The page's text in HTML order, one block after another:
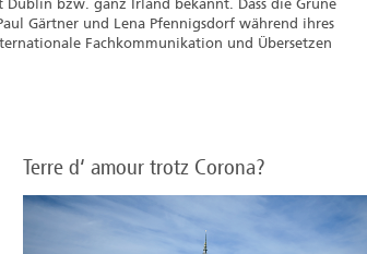
Dublin bzw. ganz Irland bekannt. Dass die Grüne
Gärtner und Lena Pfennigsdorf während ihres
Fachkommunikation und Übersetzen
Terre d‘ amour trotz Corona?